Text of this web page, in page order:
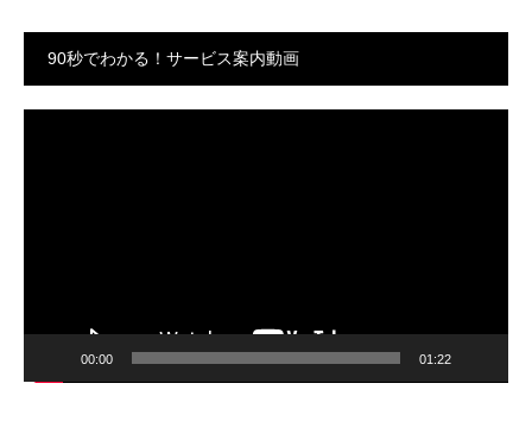
90秒でわかる！サービス案内動画
動
00:00 01:22